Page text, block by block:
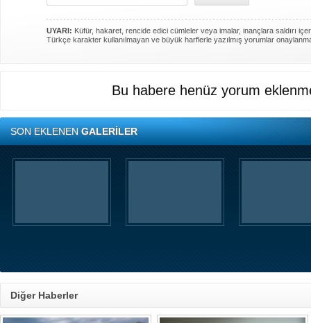
UYARI: Küfür, hakaret, rencide edici cümleler veya imalar, inançlara saldırı
Türkçe karakter kullanılmayan ve büyük harflerle yazılmış yorumlar
Bu habere henüz yorum
SON EKLENENGALERİLER
Diğer Haberler